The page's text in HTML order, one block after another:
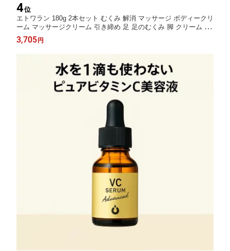
4位
エトワラン 180g 2本セット むくみ 解消 マッサージ ボディークリ
ーム マッサージクリーム 引き締め 足 足のむくみ 脚 クリーム ス
リミング 足むくみマッサージ 自宅 全身クリーム 全身 フェイス
顔 首 リンパ セルライト マタニティ 妊娠線 デコルテ 二の腕 痩せ
3,705 円